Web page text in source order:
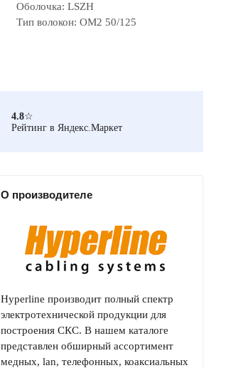
Оболочка: LSZH
Тип волокон: OM2 50/125
4.8☆
Рейтинг в Яндекс.Маркет
О производителе
Hyperline производит полный спектр
электротехнической продукции для
построения СКС. В нашем каталоге
представлен обширный ассортимент
медных, lan, телефонных, коаксиальных